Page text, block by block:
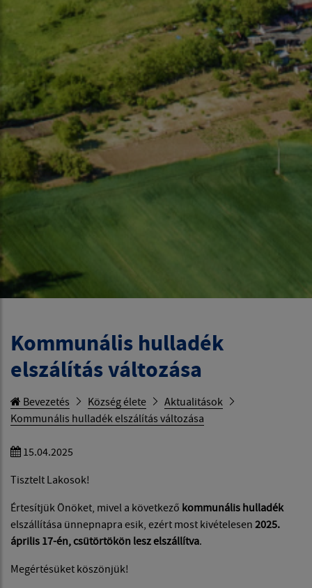
Kommunális hulladék
elszálítás változása
Bevezetés Község élete
Aktualitások
Kommunális hulladék elszálítás változása
15.04.2025
Tisztelt Lakosok!
Értesítjük Önöket, mivel a következő kommunális hulladék
elszállítása ünnepnapra esik, ezért most kivételesen 2025.
április 17-én, csütörtökön lesz elszállítva.
Megértésüket köszönjük!